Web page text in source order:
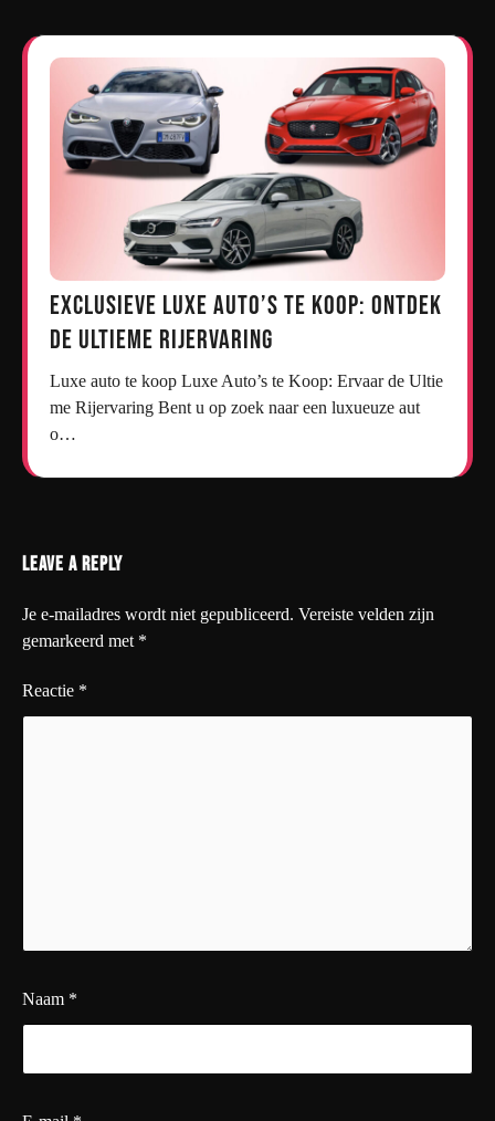
Exclusieve Luxe Auto’s te Koop: Ontdek
de Ultieme Rijervaring
Luxe auto te koop Luxe Auto’s te Koop: Ervaar de Ultie
me Rijervaring Bent u op zoek naar een luxueuze aut
o…
Leave a Reply
Je e-mailadres wordt niet gepubliceerd. Vereiste velden zijn
gemarkeerd met *
Reactie *
Naam *